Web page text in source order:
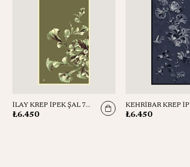
İLAY KREP İPEK ŞAL 70*190 CM - YEŞİL
₺6.450 ₺6.450